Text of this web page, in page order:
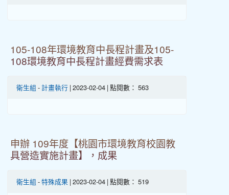
105-108年環境教育中長程計畫及105-
108環境教育中長程計畫經費需求表
衛生組 - 計畫執行 | 2023-02-04 | 點閱數： 563
申辦 109年度【桃園市環境教育校園教
具營造實施計畫】，成果
衛生組 - 特殊成果 | 2023-02-04 | 點閱數： 519